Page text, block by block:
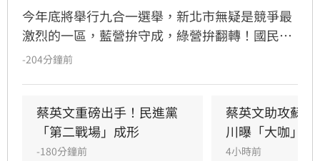
今年底將舉行九合一選舉，新北市無疑是競爭最
激烈的一區，藍營拚守成，綠營拚翻轉！國民黨
參選人李四川與民進黨參選人蘇巧慧民調更是呈
主委時，蔡英文一口就答應。完成兩屆總統任期
的蔡英文，除了挾帶超高人氣之外，新北更是她
的「政壇起家厝」，三度在此橫掃百萬票，有望
-204分鐘前
蔡英文重磅出手！民進黨
「第二戰場」成形
-180分鐘前
蔡英文助攻蘇
川曝「大咖」應
4小時前